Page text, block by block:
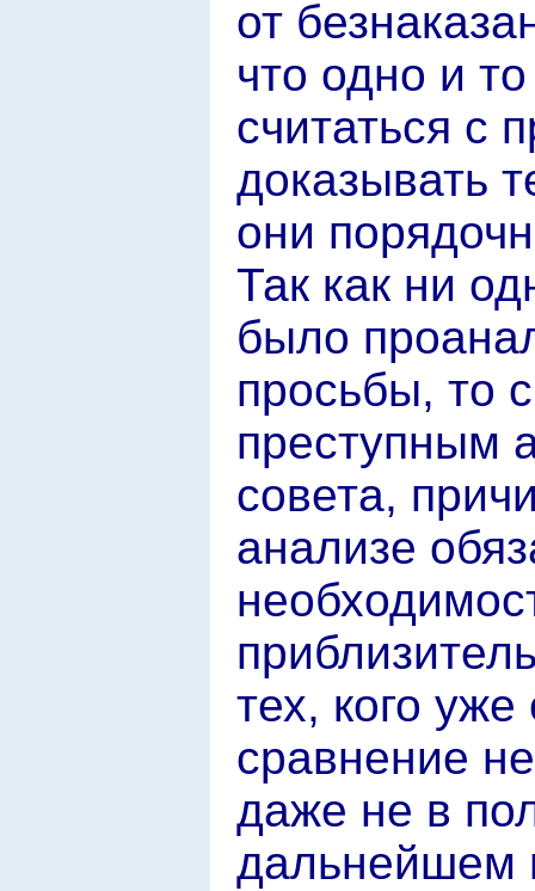
от
что одно и
считаться с
доказывать
они
Так как ни
было
просьбы, то
преступным
совета,
анализе
тех, кого
сравнение
даже не в
дальнейшем